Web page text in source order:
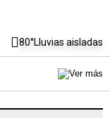
80°Lluvias aisladas